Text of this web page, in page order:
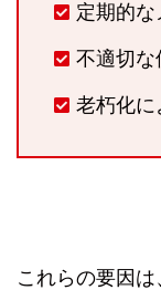
定期的な
不適切な
老朽化
これらの要因